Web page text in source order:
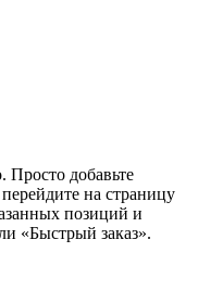
Просто добавьте
на страницу
позиций и
«Быстрый заказ».